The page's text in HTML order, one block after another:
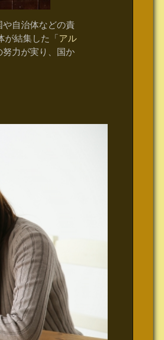
自治体などの責
結集した「 アル
努力が実り、国か